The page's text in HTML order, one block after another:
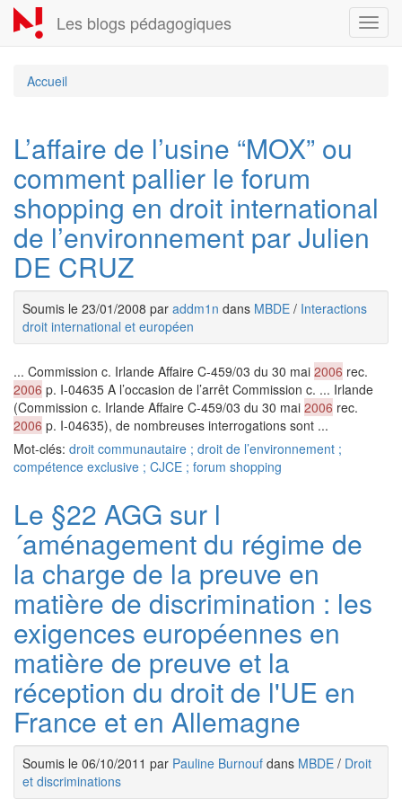
Aller
au
contenu
Les blogs pédagogiques
Accueil
L’affaire de l’usine “MOX” ou
comment pallier le forum
shopping en droit international
de l’environnement par Julien
DE CRUZ
Soumis le 23/01/2008 par addm1n dans MBDE / Interactions
droit international et européen
... Commission c. Irlande Affaire C-459/03 du 30 mai 2006 rec.
2006 p. I-04635 A l’occasion de l’arrêt Commission c. ... Irlande
(Commission c. Irlande Affaire C-459/03 du 30 mai 2006 rec.
2006 p. I-04635), de nombreuses interrogations sont ...
Mot-clés: droit communautaire ; droit de l’environnement ;
compétence exclusive ; CJCE ; forum shopping
Le §22 AGG sur l
´aménagement du régime de
la charge de la preuve en
matière de discrimination : les
exigences européennes en
matière de preuve et la
réception du droit de l'UE en
France et en Allemagne
Soumis le 06/10/2011 par Pauline Burnouf dans MBDE / Droit
et discriminations